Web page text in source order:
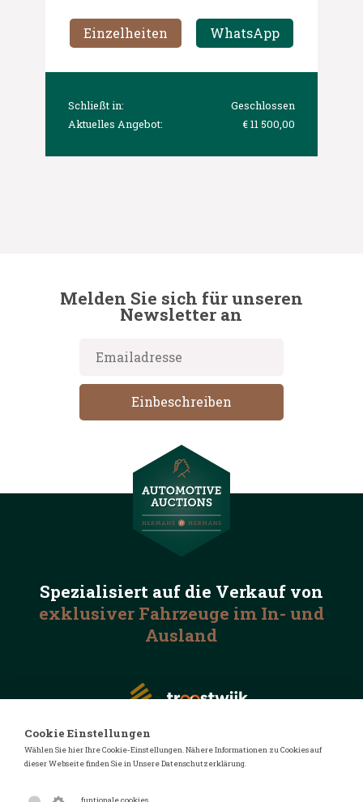
Einzelheiten WhatsApp
Schließt in:
Geschlossen
Aktuelles Angebot:
€ 11 500,00
Melden Sie sich für unseren
Newsletter an
Spezialisiert auf die Verkauf von
exklusiver Fahrzeuge im In- und
Ausland
© 2026 Automotive Auctions
Datenschutzerklärung
Cookie Einstellungen
Wählen Sie hier Ihre Cookie-Einstellungen. Nähere Informationen zu Cookies auf
dieser Webseite finden Sie in Unsere Datenschutzerklärung.